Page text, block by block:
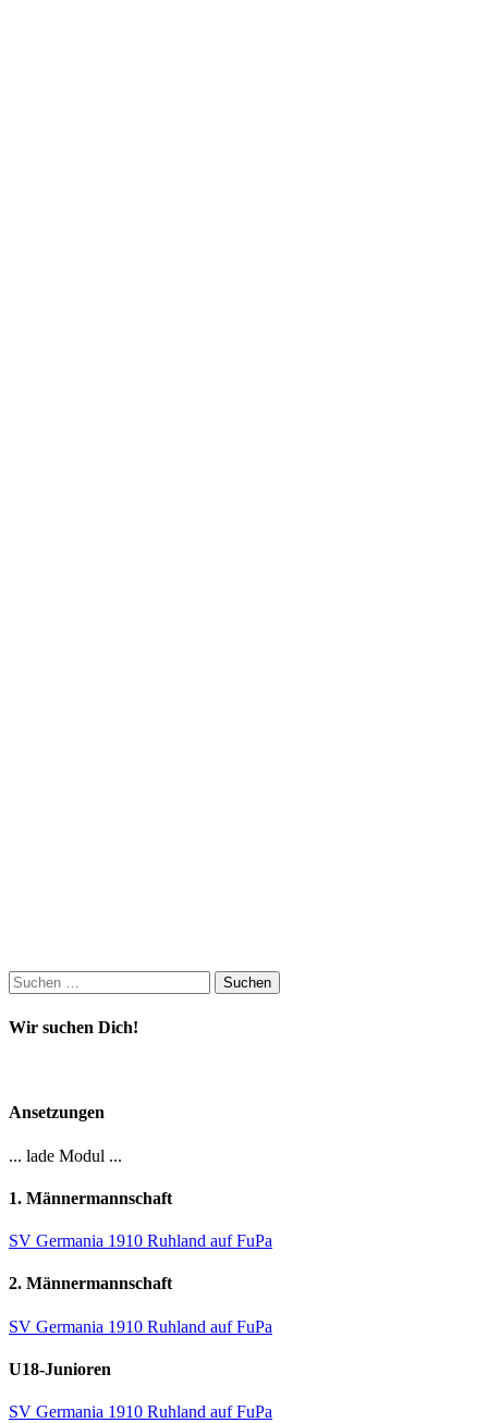
Suchen
nach:
Wir suchen Dich!
Ansetzungen
... lade Modul ...
1. Männermannschaft
SV Germania 1910 Ruhland auf FuPa
2. Männermannschaft
SV Germania 1910 Ruhland auf FuPa
U18-Junioren
SV Germania 1910 Ruhland auf FuPa